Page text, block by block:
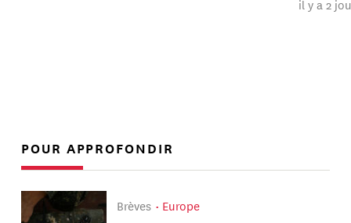
il y a 2
POUR APPROFONDIR
Brèves Europe